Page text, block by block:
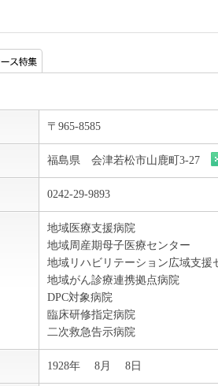
〒965-8585
福島県 会津若松市山鹿町3-27
0242-29-9893
地域医療支援病院
地域周産期母子医療センター
地域リハビリテーション広域支援
地域がん診療連携拠点病院
DPC対象病院
臨床研修指定病院
二次救急告示病院
1928年 8月 8日